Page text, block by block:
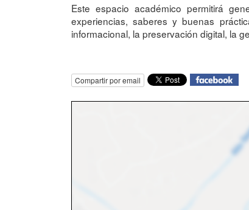
Este espacio académico permitirá
experiencias, saberes y buenas
informacional, la preservación digital, la
Compartir por email